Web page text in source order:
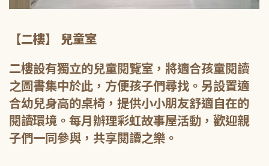
【二樓】 兒童室
二樓設有獨立的兒童閱覽室，將適合孩童閱讀
之圖書集中於此，方便孩子們尋找。另設置適
合幼兒身高的桌椅，提供小小朋友舒適自在的
閱讀環境。每月辦理彩虹故事屋活動，歡迎親
子們一同參與，共享閱讀之樂。